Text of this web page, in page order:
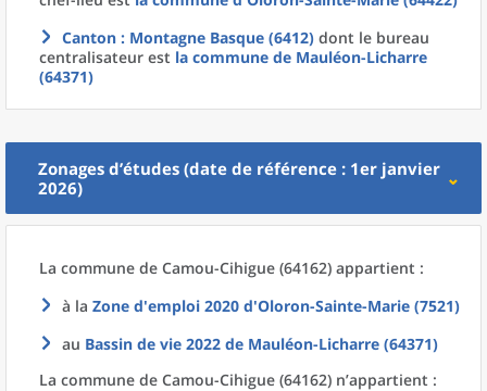
Canton : Montagne Basque (6412) dont le bureau
centralisateur est la commune de Mauléon-Licharre
(64371)
Zonages d’études (date de référence : 1er janvier
2026)
La commune de Camou-Cihigue (64162) appartient :
à la Zone d'emploi 2020 d'Oloron-Sainte-Marie (7521)
au Bassin de vie 2022 de Mauléon-Licharre (64371)
La commune de Camou-Cihigue (64162) n’appartient :